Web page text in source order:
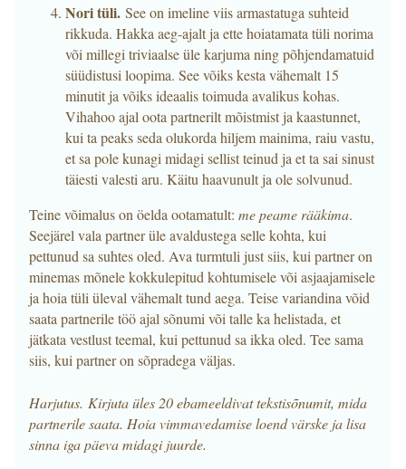
Nori tüli. See on imeline viis armastatuga suhteid
rikkuda. Hakka aeg-ajalt ja ette hoiatamata tüli norima
või millegi triviaalse üle karjuma ning põhjendamatuid
süüdistusi loopima. See võiks kesta vähemalt 15
minutit ja võiks ideaalis toimuda avalikus kohas.
Vihahoo ajal oota partnerilt mõistmist ja kaastunnet,
kui ta peaks seda olukorda hiljem mainima, raiu vastu,
et sa pole kunagi midagi sellist teinud ja et ta sai sinust
täiesti valesti aru. Käitu haavunult ja ole solvunud.
Teine võimalus on öelda ootamatult: me peame rääkima.
Seejärel vala partner üle avaldustega selle kohta, kui
pettunud sa suhtes oled. Ava turmtuli just siis, kui partner on
minemas mõnele kokkulepitud kohtumisele või asjaajamisele
ja hoia tüli üleval vähemalt tund aega. Teise variandina võid
saata partnerile töö ajal sõnumi või talle ka helistada, et
jätkata vestlust teemal, kui pettunud sa ikka oled. Tee sama
siis, kui partner on sõpradega väljas.
Harjutus. Kirjuta üles 20 ebameeldivat tekstisõnumit, mida
partnerile saata. Hoia vimmavedamise loend värske ja lisa
sinna iga päeva midagi juurde.